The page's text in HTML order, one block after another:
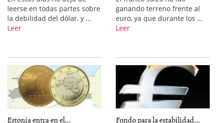
leerse en todas partes sobre
la debilidad del dólar, y …
Leer
ganando terreno frente al
euro, ya que durante los …
Leer
Estonia entra en el... Fondo para la estabilidad...